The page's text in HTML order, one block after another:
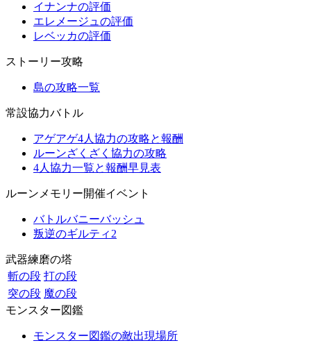
イナンナの評価
エレメージュの評価
レベッカの評価
ストーリー攻略
島の攻略一覧
常設協力バトル
アゲアゲ4人協力の攻略と報酬
ルーンざくざく協力の攻略
4人協力一覧と報酬早見表
ルーンメモリー開催イベント
バトルバニーバッシュ
叛逆のギルティ2
武器練磨の塔
斬の段 打の段
突の段 魔の段
モンスター図鑑
モンスター図鑑の敵出現場所